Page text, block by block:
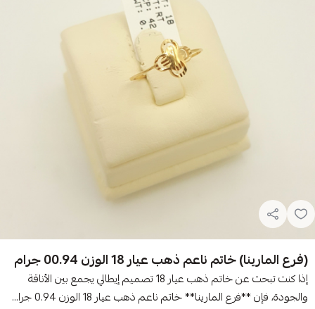
(فرع المارينا) خاتم ناعم ذهب عيار 18 الوزن 00.94 جرام
إذا كنت تبحث عن خاتم ذهب عيار 18 تصميم إيطالي يجمع بين الأناقة
والجودة، فإن **فرع المارينا** خاتم ناعم ذهب عيار 18 الوزن 0.94 جرا...